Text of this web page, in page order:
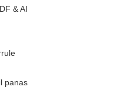
& AI
panas